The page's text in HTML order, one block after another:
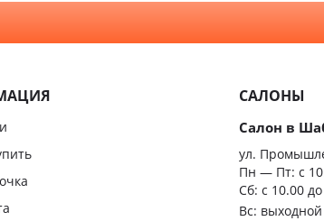
САЛОНЫ
Салон в
ул.
Пн — Пт: с
Сб: с 10.00
Вс: выходной